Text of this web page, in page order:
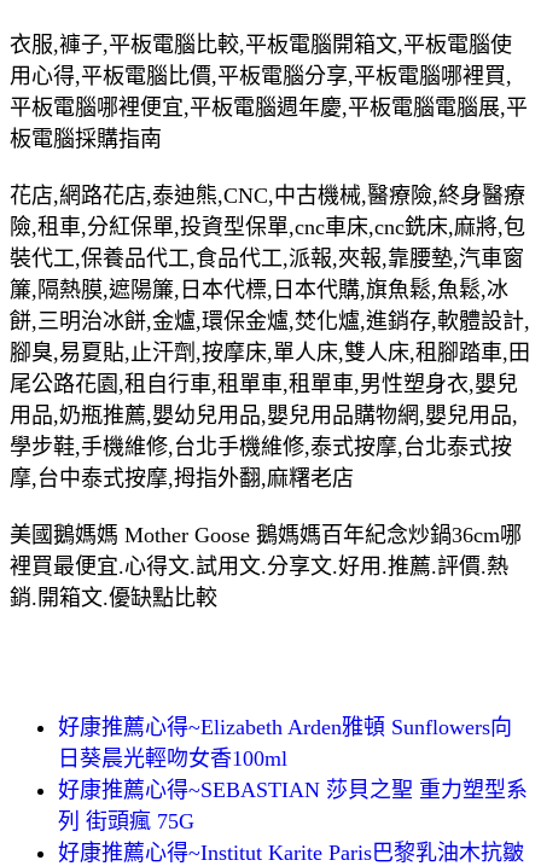
衣服,褲子,平板電腦比較,平板電腦開箱文,平板電腦使
用心得,平板電腦比價,平板電腦分享,平板電腦哪裡買,
平板電腦哪裡便宜,平板電腦週年慶,平板電腦電腦展,平
板電腦採購指南
花店,網路花店,泰迪熊,CNC,中古機械,醫療險,終身醫療
險,租車,分紅保單,投資型保單,cnc車床,cnc銑床,麻將,包
裝代工,保養品代工,食品代工,派報,夾報,靠腰墊,汽車窗
簾,隔熱膜,遮陽簾,日本代標,日本代購,旗魚鬆,魚鬆,冰
餅,三明治冰餅,金爐,環保金爐,焚化爐,進銷存,軟體設計,
腳臭,易夏貼,止汗劑,按摩床,單人床,雙人床,租腳踏車,田
尾公路花園,租自行車,租單車,租單車,男性塑身衣,嬰兒
用品,奶瓶推薦,嬰幼兒用品,嬰兒用品購物網,嬰兒用品,
學步鞋,手機維修,台北手機維修,泰式按摩,台北泰式按
摩,台中泰式按摩,拇指外翻,麻糬老店
美國鵝媽媽 Mother Goose 鵝媽媽百年紀念炒鍋36cm哪
裡買最便宜.心得文.試用文.分享文.好用.推薦.評價.熱
銷.開箱文.優缺點比較
好康推薦心得~Elizabeth Arden雅頓 Sunflowers向
日葵晨光輕吻女香100ml
好康推薦心得~SEBASTIAN 莎貝之聖 重力塑型系
列 街頭瘋 75G
好康推薦心得~Institut Karite Paris巴黎乳油木抗皺